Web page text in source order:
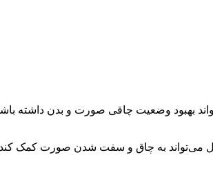
بهبود وضعیت چاقی صورت و بدن داشته
می‌تواند به چاق و سفت شدن صورت کمک